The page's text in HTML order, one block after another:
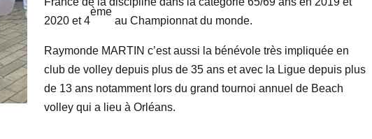
2020 et 4
ème
au Championnat du monde.
Raymonde MARTIN c’est aussi la bénévole très impliquée en
club de volley depuis plus de 35 ans et avec la Ligue depuis plus
de 13 ans notamment lors du grand tournoi annuel de Beach
volley qui a lieu à Orléans.